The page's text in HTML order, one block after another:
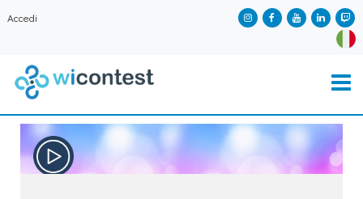
Accedi